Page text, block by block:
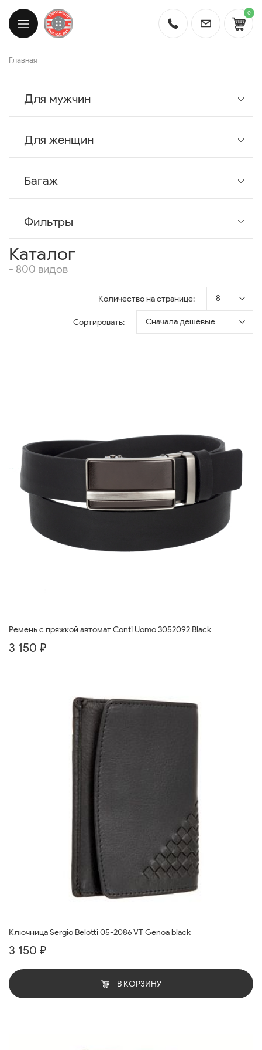
0
Главная
Для мужчин
Для женщин
Багаж
Фильтры
Каталог
- 800 видов
Количество на странице: 8
Сортировать: Сначала дешёвые
Ремень с пряжкой автомат Conti Uomo 3052092 Black
3 150 ₽
Ключница Sergio Belotti 05-2086 VT Genoa black
3 150 ₽
В КОРЗИНУ